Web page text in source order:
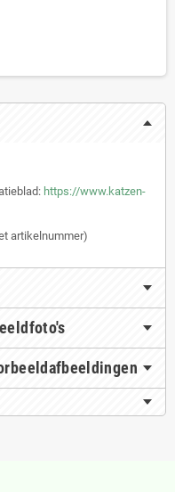
https://www.katzen-
artikelnummer)